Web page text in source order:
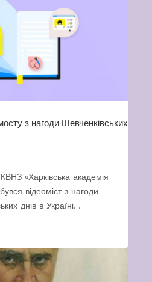
з нагоди Шевченківських
«Харківська академія
відеоміст з нагоди
днів в Україні. ...